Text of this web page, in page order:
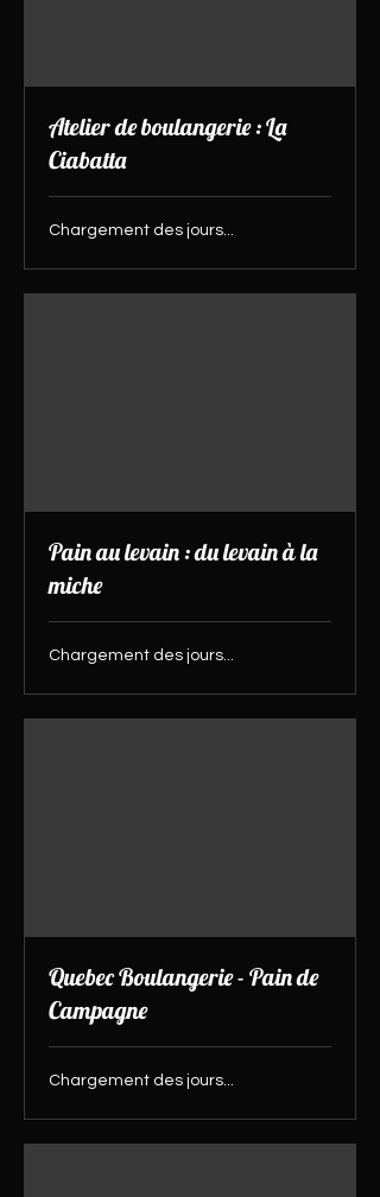
Atelier de boulangerie : La
Ciabatta
Chargement des jours...
Pain au levain : du levain à la
miche
Chargement des jours...
Quebec Boulangerie - Pain de
Campagne
Chargement des jours...